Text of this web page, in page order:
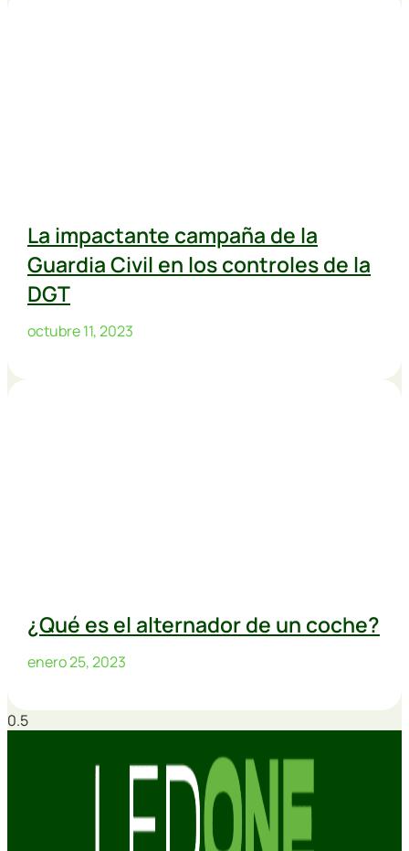
La impactante campaña de la
Guardia Civil en los controles de la
DGT
octubre 11, 2023
¿Qué es el alternador de un coche?
enero 25, 2023